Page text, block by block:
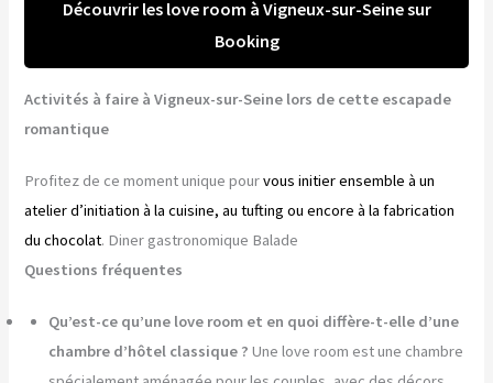
Découvrir les love room à Vigneux-sur-Seine sur
Booking
Activités à faire à Vigneux-sur-Seine lors de cette escapade
romantique
Profitez de ce moment unique pourvous initier ensemble à un
atelier d’initiation à la cuisine, au tufting ou encore à la fabrication
du chocolat. Diner gastronomique Balade
Questions fréquentes
Qu’est-ce qu’une love room et en quoi diffère-t-elle d’une
chambre d’hôtel classique ? Une love room est une chambre